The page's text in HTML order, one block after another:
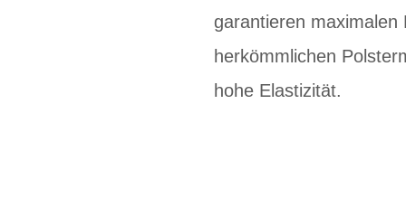
garantieren
herkömmlichen
hohe Elastizität.